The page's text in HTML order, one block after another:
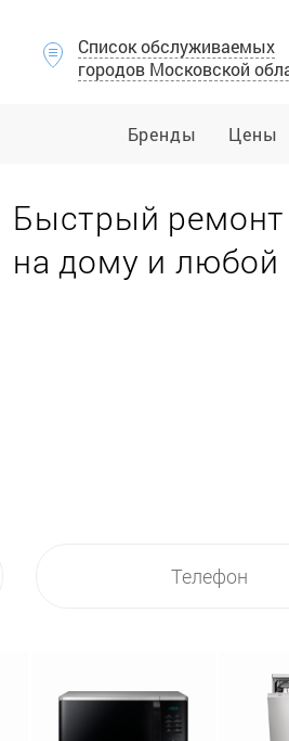
Список обслуживаемых
городов Московской
Бренды Цены
Быстрый ремонт
на дому и любой